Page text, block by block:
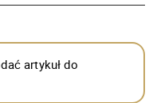
artykuł do